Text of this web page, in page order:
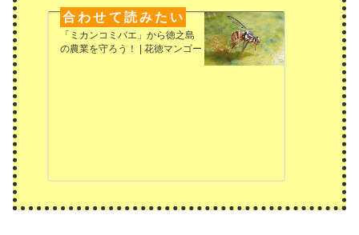
「ミカンコミバエ」から徳之島
の農業を守ろう！ | 花徳マンゴー